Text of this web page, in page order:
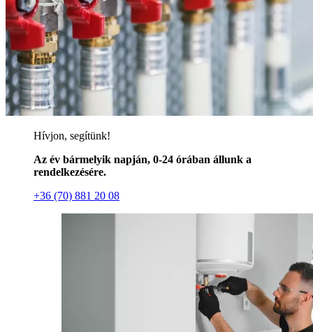
Hívjon, segítünk!
Az év bármelyik napján, 0-24 órában állunk a
rendelkezésére.
+36 (70) 881 20 08